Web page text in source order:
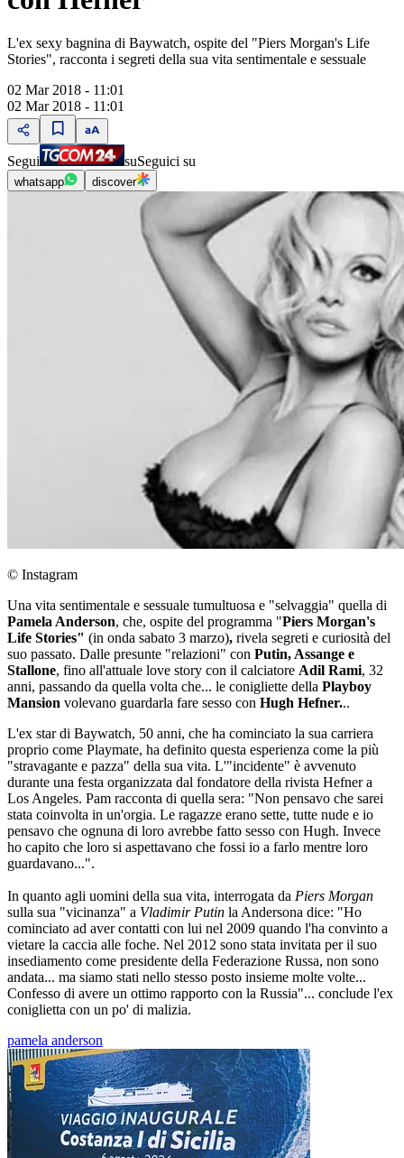
L'ex sexy bagnina di Baywatch, ospite del "Piers Morgan's Life
Stories", racconta i segreti della sua vita sentimentale e sessuale
02 Mar 2018 - 11:01
02 Mar 2018 - 11:01
Segui suSeguici su
whatsapp discover
© Instagram
Una vita sentimentale e sessuale tumultuosa e "selvaggia" quella di
Pamela Anderson, che, ospite del programma "Piers Morgan's
Life Stories" (in onda sabato 3 marzo), rivela segreti e curiosità del
suo passato. Dalle presunte "relazioni" con Putin, Assange e
Stallone, fino all'attuale love story con il calciatore Adil Rami, 32
anni, passando da quella volta che... le conigliette della Playboy
Mansion volevano guardarla fare sesso con Hugh Hefner...
L'ex star di Baywatch, 50 anni, che ha cominciato la sua carriera
proprio come Playmate, ha definito questa esperienza come la più
"stravagante e pazza" della sua vita. L'"incidente" è avvenuto
durante una festa organizzata dal fondatore della rivista Hefner a
Los Angeles. Pam racconta di quella sera: "Non pensavo che sarei
stata coinvolta in un'orgia. Le ragazze erano sette, tutte nude e io
pensavo che ognuna di loro avrebbe fatto sesso con Hugh. Invece
ho capito che loro si aspettavano che fossi io a farlo mentre loro
guardavano...".
In quanto agli uomini della sua vita, interrogata da Piers Morgan
sulla sua "vicinanza" a Vladimir Putin la Andersona dice: "Ho
cominciato ad aver contatti con lui nel 2009 quando l'ha convinto a
vietare la caccia alle foche. Nel 2012 sono stata invitata per il suo
insediamento come presidente della Federazione Russa, non sono
andata... ma siamo stati nello stesso posto insieme molte volte...
Confesso di avere un ottimo rapporto con la Russia"... conclude l'ex
coniglietta con un po' di malizia.
pamela anderson